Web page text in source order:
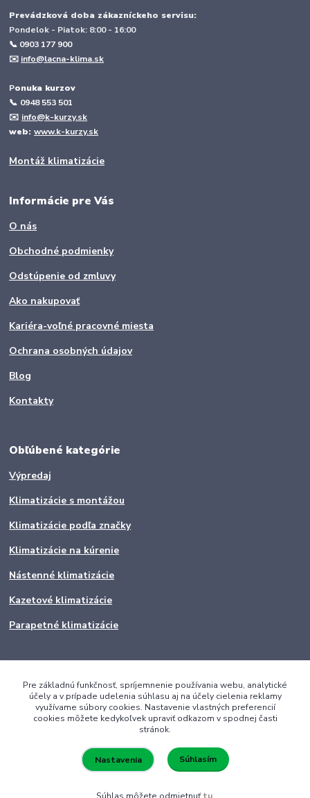
Prevádzková doba zákazníckeho servisu:
Pondelok - Piatok: 8:00 - 16:00
📞 0903 177 900
✉️ info@lacna-klima.sk
Ponuka kurzov
📞 0948 553 501
✉️ info@k-kurzy.sk
web:www.k-kurzy.sk
Montáž klimatizácie
Informácie pre Vás
O nás
Obchodné podmienky
Odstúpenie od zmluvy
Ako nakupovať
Kariéra-voľné pracovné miesta
Ochrana osobných údajov
Blog
Kontakty
Obľúbené kategórie
Výpredaj
Klimatizácie s montážou
Klimatizácie podľa značky
Klimatizácie na kúrenie
Nástenné klimatizácie
Kazetové klimatizácie
Parapetné klimatizácie
Pre základnú funkčnosť, spríjemnenie používania webu, analytické
účely a v prípade udelenia súhlasu aj na účely cielenia reklamy
využívame súbory cookies. Nastavenie vlastných preferencií
cookies môžete kedykoľvek upraviť odkazom v spodnej časti
stránok.
Nastavenia Súhlasím
Súhlas môžete odmietnuť tu.